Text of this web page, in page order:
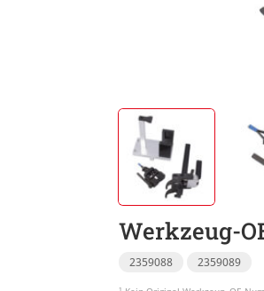
Werkzeug-
2359088 2359089